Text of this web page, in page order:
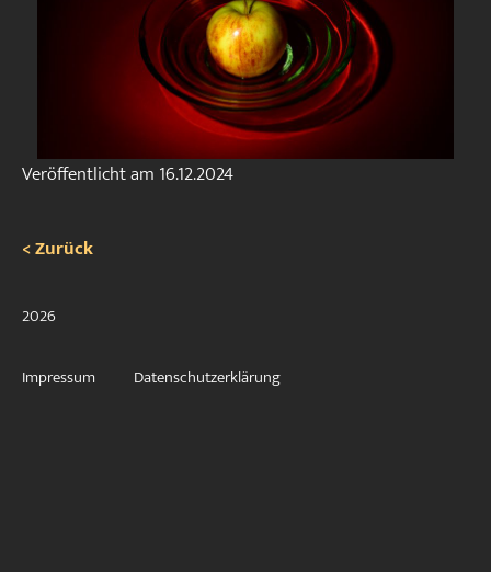
Veröffentlicht am 16.12.2024
< Zurück
2026
Impressum Datenschutzerklärung